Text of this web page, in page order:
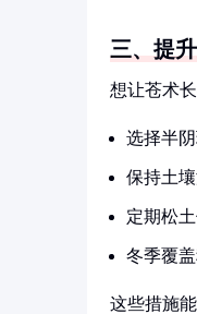
三、提
想让苍术
选择半
保持土
定期松
冬季覆
这些措施